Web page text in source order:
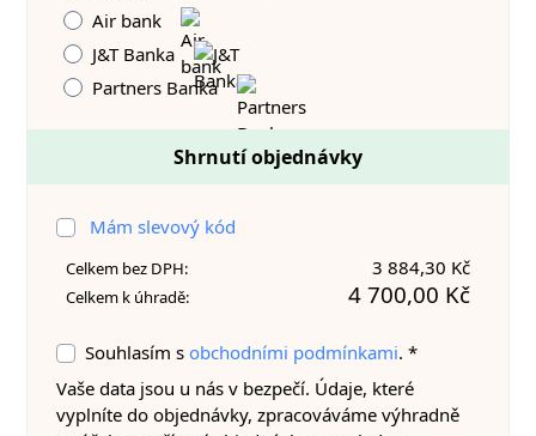
Air bank
J&T Banka
Partners Banka
Shrnutí objednávky
Mám slevový kód
Celkem bez DPH: 3 884,30 Kč
Celkem k úhradě: 4 700,00 Kč
Souhlasím sobchodními podmínkami. *
Vaše data jsou u nás v bezpečí. Údaje, které
vyplníte do objednávky, zpracováváme výhradně